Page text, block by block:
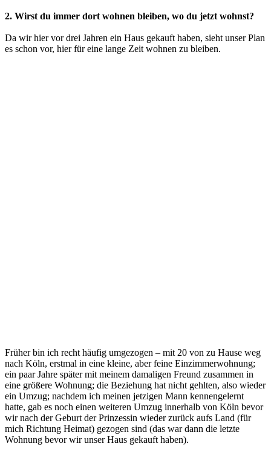
2. Wirst du immer dort wohnen bleiben, wo du jetzt wohnst?
Da wir hier vor drei Jahren ein Haus gekauft haben, sieht unser Plan
es schon vor, hier für eine lange Zeit wohnen zu bleiben.
Früher bin ich recht häufig umgezogen – mit 20 von zu Hause weg
nach Köln, erstmal in eine kleine, aber feine Einzimmerwohnung;
ein paar Jahre später mit meinem damaligen Freund zusammen in
eine größere Wohnung; die Beziehung hat nicht gehlten, also wieder
ein Umzug; nachdem ich meinen jetzigen Mann kennengelernt
hatte, gab es noch einen weiteren Umzug innerhalb von Köln bevor
wir nach der Geburt der Prinzessin wieder zurück aufs Land (für
mich Richtung Heimat) gezogen sind (das war dann die letzte
Wohnung bevor wir unser Haus gekauft haben).